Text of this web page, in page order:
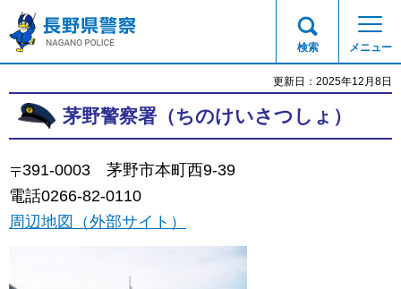
長野県警察
検索 メニュー
更新日：2025年12月8日
茅野警察署（ちのけいさつしょ）
391-0003 茅野市本町西9-39
電話0266-82-0110
周辺地図（外部サイト）